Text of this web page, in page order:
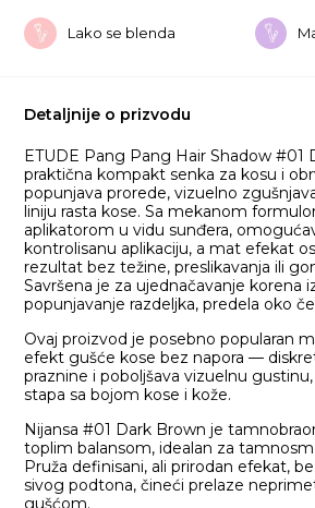
Lako se blenda
Detaljnije o prizvodu
ETUDE Pang Pang Hair Shadow #01
praktična kompakt senka za kosu i
popunjava prorede, vizuelno
liniju rasta kose. Sa mekanom
aplikatorom u vidu sunđera,
kontrolisanu aplikaciju, a mat efekat
rezultat bez težine, preslikavanja ili
Savršena je za ujednačavanje korena
popunjavanje razdeljka, predela oko
Ovaj proizvod je posebno popularan
efekt gušće kose bez napora —
praznine i poboljšava vizuelnu
stapa sa bojom kose i kože.
Nijansa #01 Dark Brown je
toplim balansom, idealan za
Pruža definisani, ali prirodan efekat,
sivog podtona, čineći prelaze
gušćom.